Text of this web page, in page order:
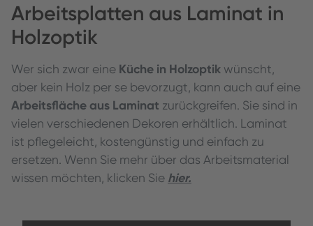
Arbeitsplatten aus Laminat in
Holzoptik
Wer sich zwar eine Küche in Holzoptik wünscht,
aber kein Holz per se bevorzugt, kann auch auf eine
Arbeitsfläche aus Laminat zurückgreifen. Sie sind in
vielen verschiedenen Dekoren erhältlich. Laminat
ist pflegeleicht, kostengünstig und einfach zu
ersetzen. Wenn Sie mehr über das Arbeitsmaterial
wissen möchten, klicken Sie hier.